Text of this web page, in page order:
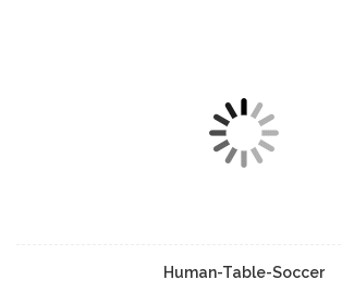
Human-Table-Soccer